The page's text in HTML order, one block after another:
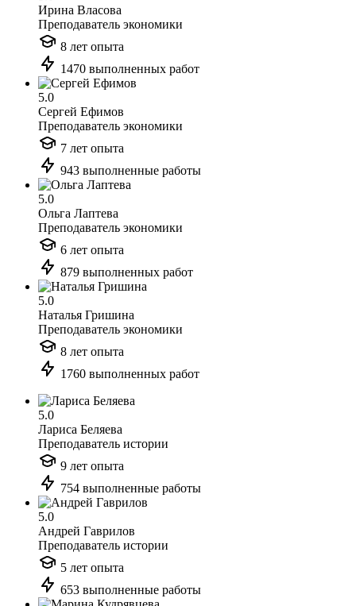
Ирина Власова
Преподаватель экономики
8 лет опыта
1470 выполненных работ
5.0
Сергей Ефимов
Преподаватель экономики
7 лет опыта
943 выполненные работы
5.0
Ольга Лаптева
Преподаватель экономики
6 лет опыта
879 выполненных работ
5.0
Наталья Гришина
Преподаватель экономики
8 лет опыта
1760 выполненных работ
5.0
Лариса Беляева
Преподаватель истории
9 лет опыта
754 выполненные работы
5.0
Андрей Гаврилов
Преподаватель истории
5 лет опыта
653 выполненные работы